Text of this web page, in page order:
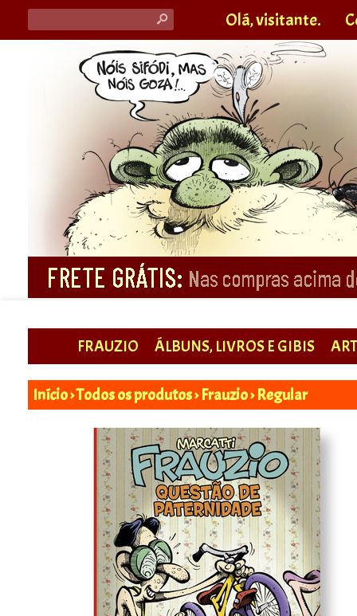
s Olá, visitante.
FRAUZIO ÁLBUNS, LIVROS E GIBIS
Início›Todos os produtos› Frauzio› Regular